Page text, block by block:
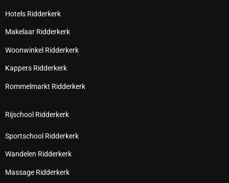
Hotels Ridderkerk
Makelaar Ridderkerk
Woonwinkel Ridderkerk
Kappers Ridderkerk
Rommelmarkt Ridderkerk
Rijschool Ridderkerk
Sportschool Ridderkerk
Wandelen Ridderkerk
Massage Ridderkerk